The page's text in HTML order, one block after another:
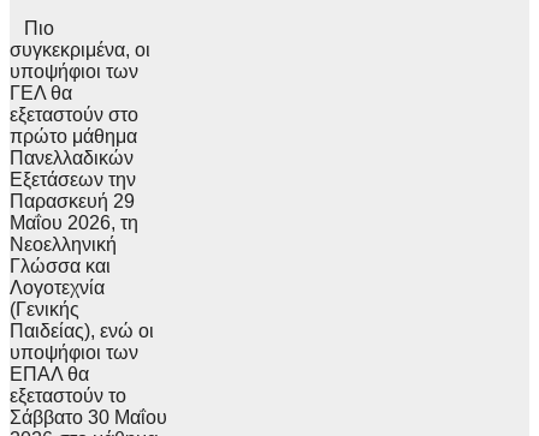
Πιο
συγκεκριμένα, οι
υποψήφιοι των
ΓΕΛ θα
εξεταστούν στο
πρώτο μάθημα
Πανελλαδικών
Εξετάσεων την
Παρασκευή 29
Μαΐου 2026, τη
Νεοελληνική
Γλώσσα και
Λογοτεχνία
(Γενικής
Παιδείας), ενώ οι
υποψήφιοι των
ΕΠΑΛ θα
εξεταστούν το
Σάββατο 30 Μαΐου